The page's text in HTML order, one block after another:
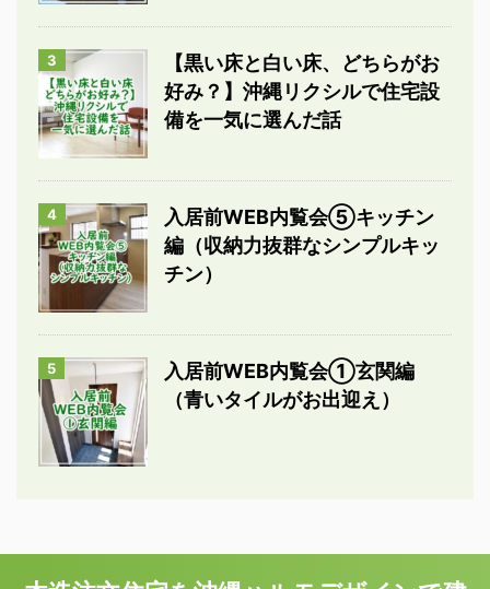
3
【黒い床と白い床、どちらがお
好み？】沖縄リクシルで住宅設
備を一気に選んだ話
4
入居前WEB内覧会⑤キッチン
編（収納力抜群なシンプルキッ
チン）
5
入居前WEB内覧会①玄関編
（青いタイルがお出迎え）